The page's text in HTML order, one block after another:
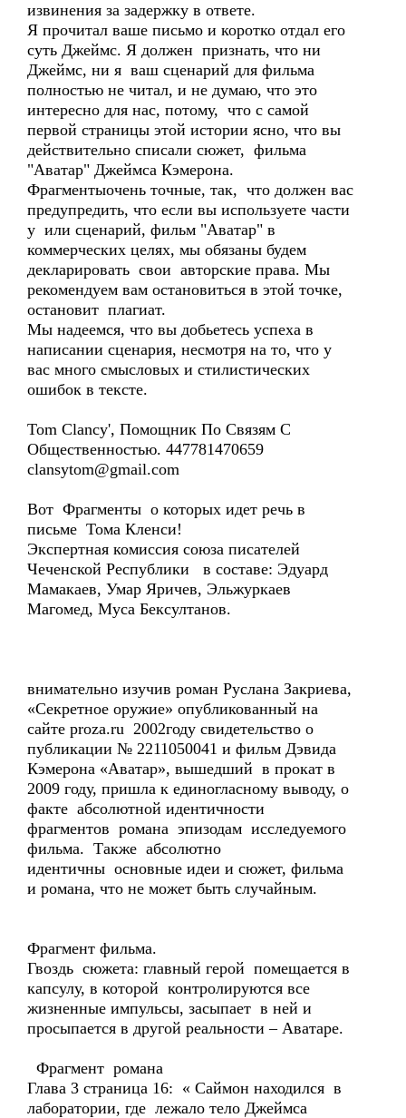
извинения за задержку в ответе.
Я прочитал ваше письмо и коротко отдал его
суть Джеймс. Я должен признать, что ни
Джеймс, ни я ваш сценарий для фильма
полностью не читал, и не думаю, что это
интересно для нас, потому, что с самой
первой страницы этой истории ясно, что вы
действительно списали сюжет, фильма
"Аватар" Джеймса Кэмерона.
Фрагментыочень точные, так, что должен вас
предупредить, что если вы используете части
у или сценарий, фильм "Аватар" в
коммерческих целях, мы обязаны будем
декларировать свои авторские права. Мы
рекомендуем вам остановиться в этой точке,
остановит плагиат.
Мы надеемся, что вы добьетесь успеха в
написании сценария, несмотря на то, что у
вас много смысловых и стилистических
ошибок в тексте.
Tom Clancy', Помощник По Связям С
Общественностью. 447781470659
clansytom@gmail.com
Вот Фрагменты о которых идет речь в
письме Тома Кленси!
Экспертная комиссия союза писателей
Чеченской Республики в составе: Эдуард
Мамакаев, Умар Яричев, Эльжуркаев
Магомед, Муса Бексултанов.
внимательно изучив роман Руслана Закриева,
«Секретное оружие» опубликованный на
сайте proza.ru 2002году свидетельство о
публикации № 2211050041 и фильм Дэвида
Кэмерона «Аватар», вышедший в прокат в
2009 году, пришла к единогласному выводу, о
факте абсолютной идентичности
фрагментов романа эпизодам исследуемого
фильма. Также абсолютно
идентичны основные идеи и сюжет, фильма
и романа, что не может быть случайным.
Фрагмент фильма.
Гвоздь сюжета: главный герой помещается в
капсулу, в которой контролируются все
жизненные импульсы, засыпает в ней и
просыпается в другой реальности – Аватаре.
Фрагмент романа
Глава 3 страница 16: « Саймон находился в
лаборатории, где лежало тело Джеймса